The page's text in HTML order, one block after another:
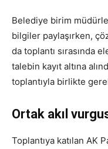
Belediye birim
bilgiler paylaşırken,
da toplantı sırasında
talebin kayıt altına
toplantıyla birlikte
Ortak akıl
Toplantıya katılan AK